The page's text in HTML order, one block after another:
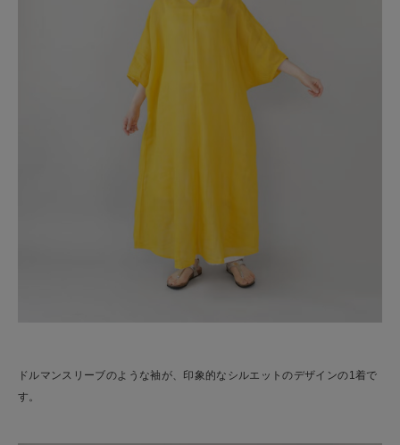
ドルマンスリーブのような袖が、印象的なシルエットのデザインの1着で
す。